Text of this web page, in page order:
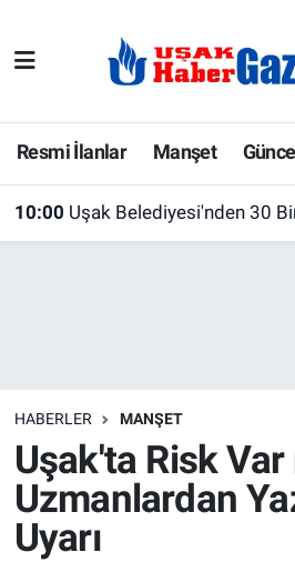
Resmi İlanlar Manşet
10:00 Uşak Belediyesi'nden 30 Bin
HABERLER MANŞET
Uşak'ta Risk Var
Uzmanlardan
Uyarı
E-Gazete
Ekonomi
Köşe Yazarları
Kültür Sanat
Manşet
Uşak Hava Durumu
Uşak Trafik Yoğunluk
Süper Lig Puan Durumu ve